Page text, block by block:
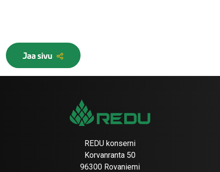
Jaa sivu
REDU konserni
Korvanranta 50
96300 Rovaniemi